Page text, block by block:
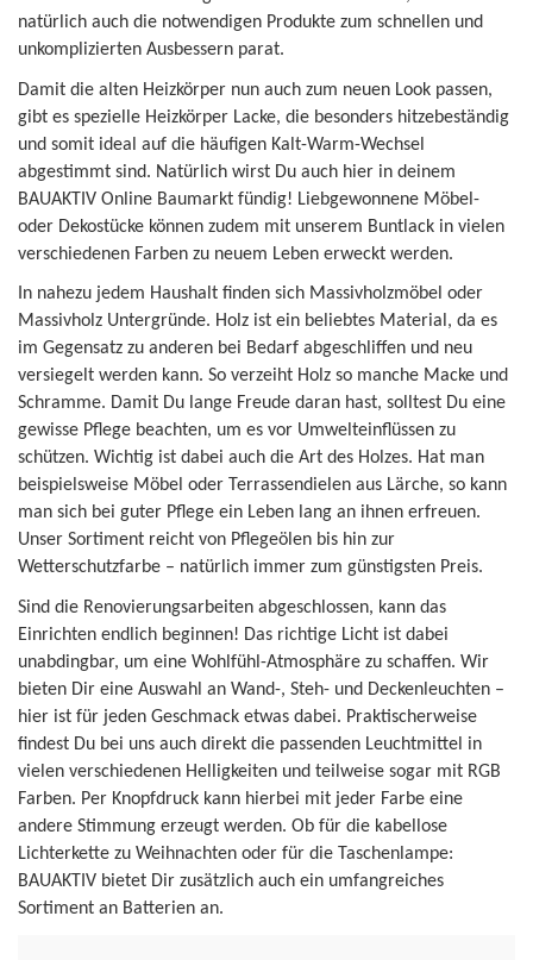
natürlich auch die notwendigen Produkte zum schnellen und
unkomplizierten Ausbessern parat.
Damit die alten Heizkörper nun auch zum neuen Look passen,
gibt es spezielle Heizkörper Lacke, die besonders hitzebeständig
und somit ideal auf die häufigen Kalt-Warm-Wechsel
abgestimmt sind. Natürlich wirst Du auch hier in deinem
BAUAKTIV Online Baumarkt fündig! Liebgewonnene Möbel-
oder Dekostücke können zudem mit unserem Buntlack in vielen
verschiedenen Farben zu neuem Leben erweckt werden.
In nahezu jedem Haushalt finden sich Massivholzmöbel oder
Massivholz Untergründe. Holz ist ein beliebtes Material, da es
im Gegensatz zu anderen bei Bedarf abgeschliffen und neu
versiegelt werden kann. So verzeiht Holz so manche Macke und
Schramme. Damit Du lange Freude daran hast, solltest Du eine
gewisse Pflege beachten, um es vor Umwelteinflüssen zu
schützen. Wichtig ist dabei auch die Art des Holzes. Hat man
beispielsweise Möbel oder Terrassendielen aus Lärche, so kann
man sich bei guter Pflege ein Leben lang an ihnen erfreuen.
Unser Sortiment reicht von Pflegeölen bis hin zur
Wetterschutzfarbe – natürlich immer zum günstigsten Preis.
Sind die Renovierungsarbeiten abgeschlossen, kann das
Einrichten endlich beginnen! Das richtige Licht ist dabei
unabdingbar, um eine Wohlfühl-Atmosphäre zu schaffen. Wir
bieten Dir eine Auswahl an Wand-, Steh- und Deckenleuchten –
hier ist für jeden Geschmack etwas dabei. Praktischerweise
findest Du bei uns auch direkt die passenden Leuchtmittel in
vielen verschiedenen Helligkeiten und teilweise sogar mit RGB
Farben. Per Knopfdruck kann hierbei mit jeder Farbe eine
andere Stimmung erzeugt werden. Ob für die kabellose
Lichterkette zu Weihnachten oder für die Taschenlampe:
BAUAKTIV bietet Dir zusätzlich auch ein umfangreiches
Sortiment an Batterien an.